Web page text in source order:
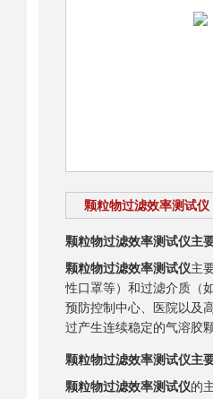
颗粒物过滤效率测试仪
颗粒物过滤效率测试仪主
颗粒物过滤效率测试仪主
性口罩等）和过滤介质（
预防控制中心、医院以及
过产生连续稳定的气溶胶
颗粒物过滤效率测试仪主
颗粒物过滤效率测试仪的